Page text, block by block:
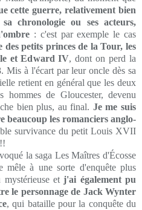
cette guerre, relativement bien
chronologie ou ses acteurs,
: c'est par exemple le cas
des petits princes de la Tour, les
et Edward IV, dont on perd la
Mis à l'écart par leur oncle dès sa
retient en général que les deux
hommes de Gloucester, devenu
bien plus, au final. Je me suis
beaucoup les romanciers anglo-
survivance du petit Louis XVII
la saga Les Maîtres d'Écosse
à une sorte d'enquête plus
mystérieuse etj'ai également pu
le personnage de Jack Wynter
, qui bataille pour la conquête du